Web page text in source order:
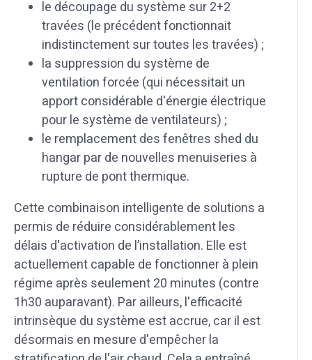
le découpage du système sur 2+2
travées (le précédent fonctionnait
indistinctement sur toutes les travées) ;
la suppression du système de
ventilation forcée (qui nécessitait un
apport considérable d'énergie électrique
pour le système de ventilateurs) ;
le remplacement des fenêtres shed du
hangar par de nouvelles menuiseries à
rupture de pont thermique.
Cette combinaison intelligente de solutions a
permis de réduire considérablement les
délais d'activation de l’installation. Elle est
actuellement capable de fonctionner à plein
régime après seulement 20 minutes (contre
1h30 auparavant). Par ailleurs, l'efficacité
intrinsèque du système est accrue, car il est
désormais en mesure d'empêcher la